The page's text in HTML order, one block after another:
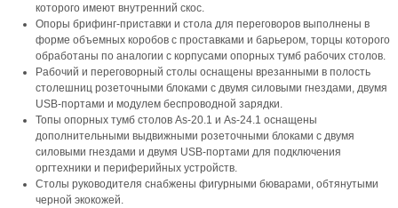
которого имеют внутренний скос.
Опоры брифинг-приставки и стола для переговоров выполнены в
форме объемных коробов с проставками и барьером, торцы которого
обработаны по аналогии с корпусами опорных тумб рабочих столов.
Рабочий и переговорный столы оснащены врезанными в полость
столешниц розеточными блоками с двумя силовыми гнездами, двумя
USB-портами и модулем беспроводной зарядки.
Топы опорных тумб столов As-20.1 и As-24.1 оснащены
дополнительными выдвижными розеточными блоками с двумя
силовыми гнездами и двумя USB-портами для подключения
оргтехники и периферийных устройств.
Столы руководителя снабжены фигурными бюварами, обтянутыми
черной экокожей.